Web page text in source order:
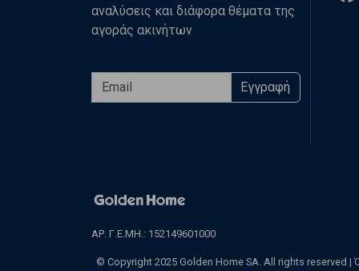
αναλύσεις και διάφορα θέματα της
αγοράς ακινήτων
Εγγραφή
ΑΡ. Γ.Ε.ΜΗ.: 152149601000
© Copyright 2025 Golden Home SA. All rights reserved |